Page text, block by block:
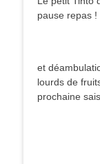
pause repas !
et
lourds de
prochaine